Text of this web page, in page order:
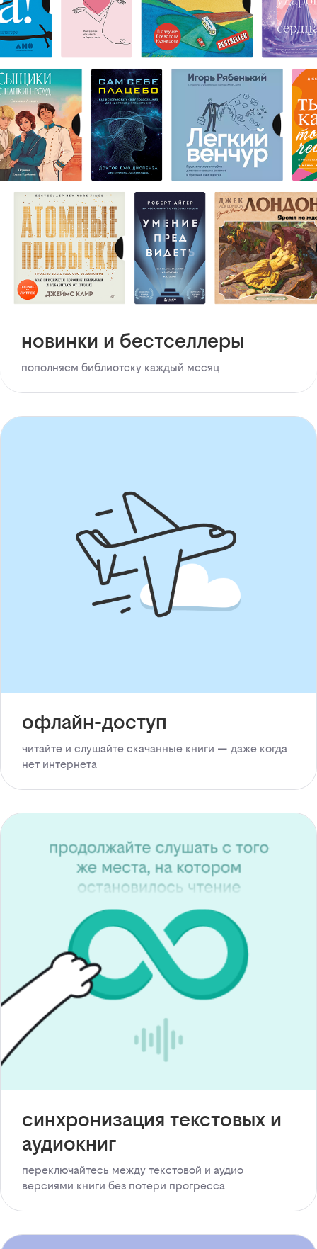
новинки и бестселлеры
пополняем библиотеку каждый месяц
офлайн-доступ
читайте и слушайте скачанные книги — даже когда
нет интернета
синхронизация текстовых и
аудиокниг
переключайтесь между текстовой и аудио
версиями книги без потери прогресса